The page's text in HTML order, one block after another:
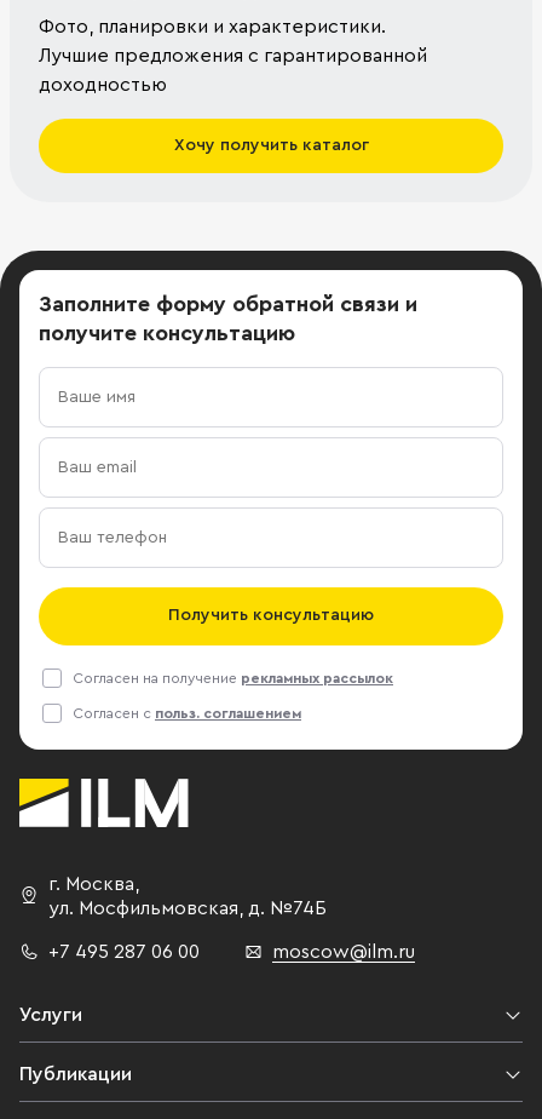
Фото, планировки и характеристики.
Лучшие предложения с гарантированной
доходностью
Хочу получить каталог
Заполните форму обратной связи и
получите консультацию
Получить консультацию
Согласен на получение рекламных рассылок
Согласен с польз. соглашением
г. Москва
ул. Мосфильмовская,
д. №74Б
+7 495 287 06 00 moscow@ilm.ru
Услуги
Публикации